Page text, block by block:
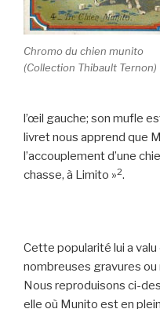
Chromo du chien munito
(Collection Thibault Ternon)
l’œil gauche; son mufle
livret nous apprend que
l’accouplement d’une
chasse, à Limito »2.
Cette popularité lui a
nombreuses gravures
Nous reproduisons ci-
elle où Munito est en